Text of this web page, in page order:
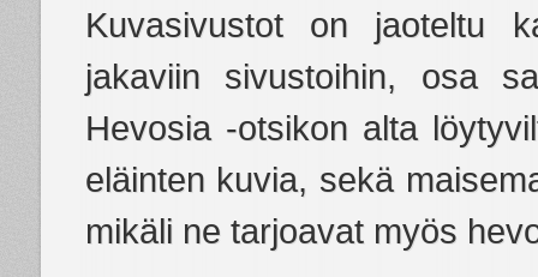
Kuvasivustot on jaoteltu
jakaviin sivustoihin, osa
Hevosia -otsikon alta
eläinten kuvia, sekä
mikäli ne tarjoavat myös